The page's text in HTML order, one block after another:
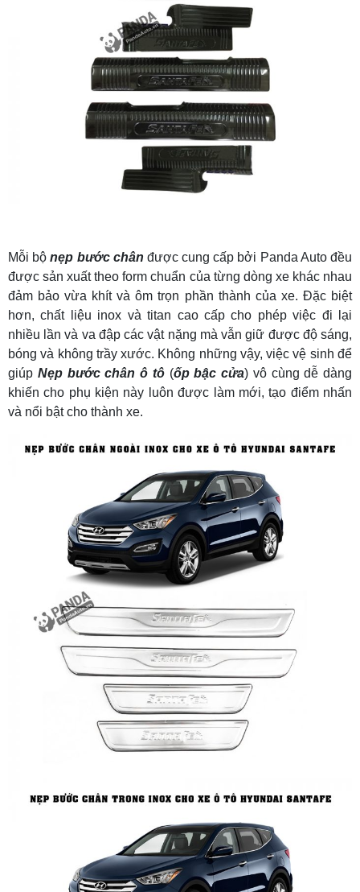
Mỗi bộnẹp bước chân được cung cấp bởi Panda Auto đều
được sản xuất theo form chuẩn của từng dòng xe khác nhau
đảm bảo vừa khít và ôm trọn phần thành của xe. Đặc biệt
hơn, chất liệu inox và titan cao cấp cho phép việc đi lại
nhiều lần và va đập các vật nặng mà vẫn giữ được độ sáng,
bóng và không trầy xước. Không những vậy, việc vệ sinh để
giúp Nẹp bước chân ô tô (ốp bậc cửa) vô cùng dễ dàng
khiến cho phụ kiện này luôn được làm mới, tạo điểm nhấn
và nổi bật cho thành xe.